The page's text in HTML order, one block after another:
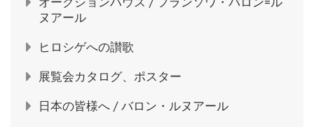
ヌアール
ヒロシゲへの讃歌
展覧会カタログ、ポスター
日本の皆様へ / バロン・ルヌアール